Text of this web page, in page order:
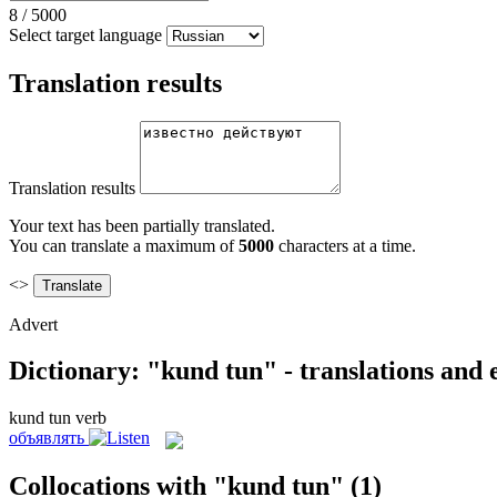
8 / 5000
Select target language
Translation results
Translation results
Your text has been partially translated.
You can translate a maximum of5000 characters at a time.
<>
Advert
Dictionary: "kund tun" - translations and
kund tun verb
объявлять
Collocations with "kund tun" (1)